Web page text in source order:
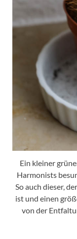
Ein kleiner
Harmonists
So auch dieser,
ist und einen
von der